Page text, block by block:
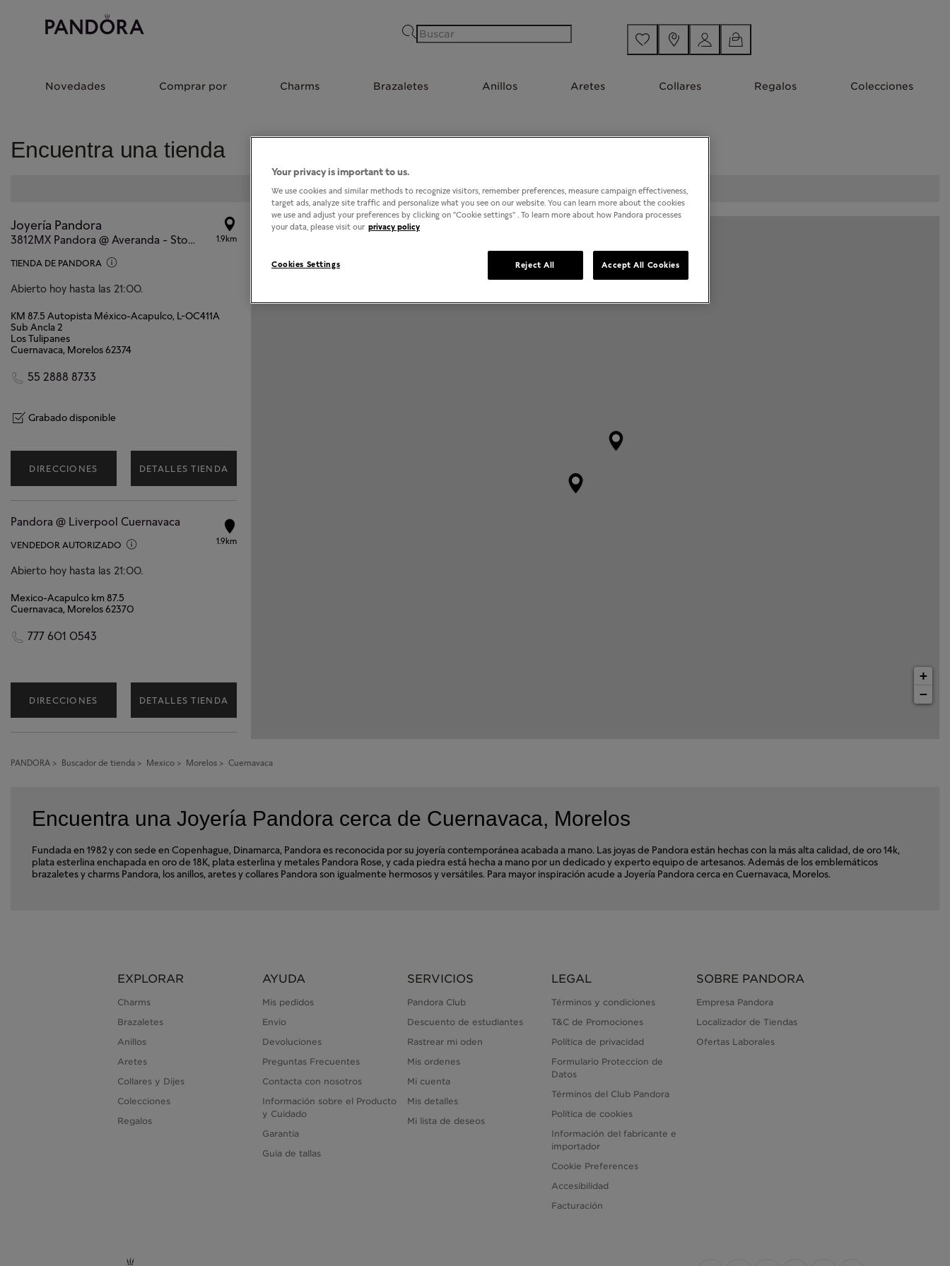
Buscar
Novedades Comprar por Charms Brazaletes Anillos Aretes Collares Regalos Colecciones
Encuentra una tienda
3TIENDAS EN CUERNAVACA, MORELOS
Joyería Pandora
3812MX Pandora @ Averanda - Store #837
TIENDA DE PANDORA
Abierto hoy hasta las 21:00.
1.9km
KM 87.5 Autopista México-Acapulco, L-OC411A
Sub Ancla 2
Los Tulipanes
Cuernavaca, Morelos 62374
55 2888 8733
Grabado disponible
DIRECCIONES DETALLES TIENDA
Pandora @ Liverpool Cuernavaca
VENDEDOR AUTORIZADO
Abierto hoy hasta las 21:00.
1.9km
Mexico-Acapulco km 87.5
Cuernavaca, Morelos 62370
777 601 0543
DIRECCIONES DETALLES TIENDA
C. Jacarandas 103, Ricardo Flores Magon, 62376
Cuernavaca, Morelos 62376
+
−
PANDORA > Buscador de tienda > Mexico > Morelos > Cuernavaca
Encuentra una Joyería Pandora cerca de Cuernavaca, Morelos
Fundada en 1982 y con sede en Copenhague, Dinamarca, Pandora es reconocida por su joyería contemporánea acabada a mano. Las joyas de Pandora están hechas con la más alta calidad, de oro 14k,
plata esterlina enchapada en oro de 18K, plata esterlina y metales Pandora Rose, y cada piedra está hecha a mano por un dedicado y experto equipo de artesanos. Además de los emblemáticos
brazaletes y charms Pandora, los anillos, aretes y collares Pandora son igualmente hermosos y versátiles. Para mayor inspiración acude a Joyería Pandora cerca en Cuernavaca, Morelos.
EXPLORAR
Charms
Brazaletes
Anillos
Aretes
Collares y Dijes
Colecciones
Regalos
AYUDA
Mis pedidos
Envio
Devoluciones
Preguntas Frecuentes
Contacta con nosotros
Información sobre el Producto
y Cuidado
Garantía
Guia de tallas
SERVICIOS
Pandora Club
Descuento de estudiantes
Rastrear mi oden
Mis ordenes
Mi cuenta
Mis detalles
Mi lista de deseos
LEGAL
Términos y condiciones
T&C de Promociones
Política de privacidad
Formulario Proteccion de
Datos
Términos del Club Pandora
Política de cookies
Información del fabricante e
importador
Cookie Preferences
Accesibilidad
Facturación
SOBRE PANDORA
Empresa Pandora
Localizador de Tiendas
Ofertas Laborales
Your privacy is important to us.
We use cookies and similar methods to recognize visitors, remember preferences, measure campaign effectiveness,
target ads, analyze site traffic and personalize what you see on our website. You can learn more about the cookies
we use and adjust your preferences by clicking on "Cookie settings" . To learn more about how Pandora processes
your data, please visit our privacy policy
Cookies Settings Reject All Accept All Cookies